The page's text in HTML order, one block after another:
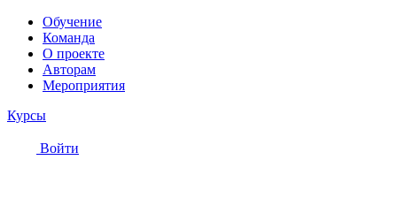
Обучение
Команда
О проекте
Авторам
Мероприятия
Курсы
Войти